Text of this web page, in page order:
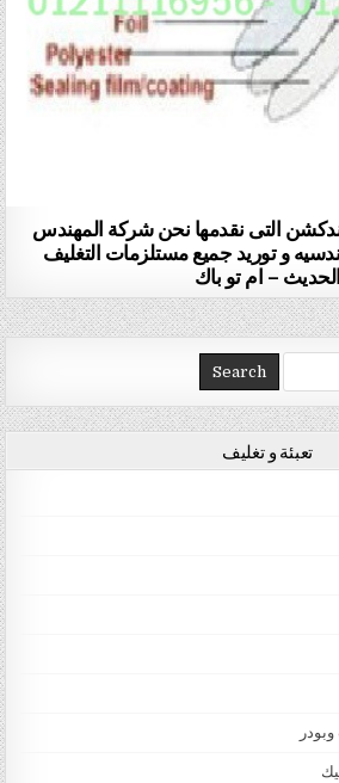
التى نقدمها نحن شركة المهندس
و توريد جميع مستلزمات التغليف
الحديث – ام تو باك
تعبئة و تغليف